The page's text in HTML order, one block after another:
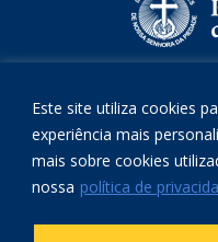
Este site utiliza cookies
experiência mais
mais sobre cookies
nossa política de